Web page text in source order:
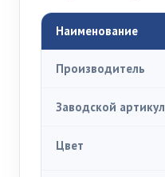
Наименование
Производитель
Заводской артикул
Цвет